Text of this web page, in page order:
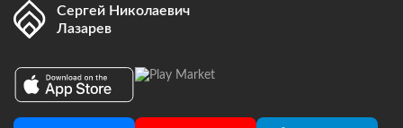
Сергей Николаевич
Лазарев